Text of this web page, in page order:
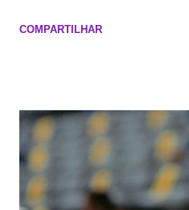
cara de decrépito, mas que
vezes a gente esquece mesmo.
Tas no Telecurso 2000 , É
todos esses nomes foram
interesse, não importa, o nosso
COMPARTILHAR